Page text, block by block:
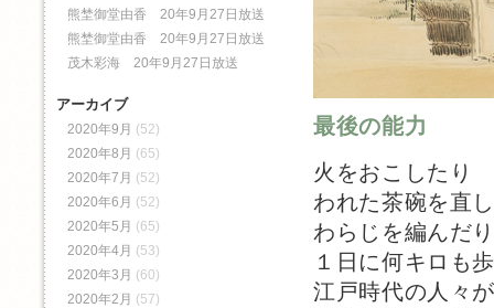
最後の能力
火をおこしたり
われた茶碗を直
わらじを編んだ
１日に何キロも
江戸時代の人々
熊埜御堂由香 20年9月27日放送
熊埜御堂由香 20年9月27日放送
茂木彩海 20年9月27日放送
アーカイブ
2020年9月 (52)
2020年8月 (65)
2020年7月 (52)
2020年6月 (52)
2020年5月 (65)
2020年4月 (53)
2020年3月 (60)
2020年2月 (57)